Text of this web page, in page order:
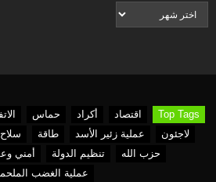
الأرشيف
Top Tags اقتصاد أكراد حماس
لاجئون
عملية زئير الأسد طاقة سلاح
حزب الله
تنظيم الدولة أمني
عملية الغضب